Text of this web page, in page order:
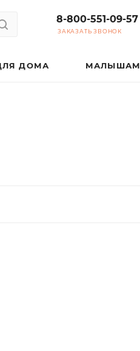
8-800-551-09-57
ЗАКАЗАТЬ ЗВОНОК
ДОМА МАЛЫШАМ